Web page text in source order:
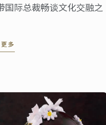
国际总裁畅谈文化交融之
多